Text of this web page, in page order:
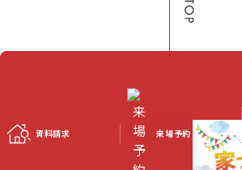
資料請求 来場予約